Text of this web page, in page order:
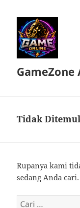
GameZone
Tidak
Rupanya kami
sedang Anda
Cari